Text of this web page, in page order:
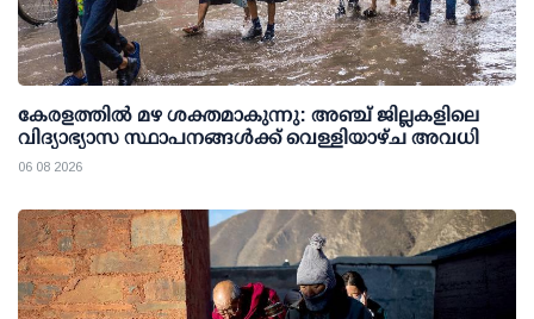
കേരളത്തില്‍ മഴ ശക്തമാകുന്നു: അഞ്ച് ജില്ലകളിലെ
വിദ്യാഭ്യാസ സ്ഥാപനങ്ങള്‍ക്ക് വെള്ളിയാഴ്ച അവധി
06 08 2026